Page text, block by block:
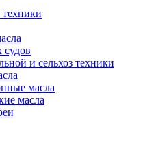
судов
и сельхоз техники
масла
масла